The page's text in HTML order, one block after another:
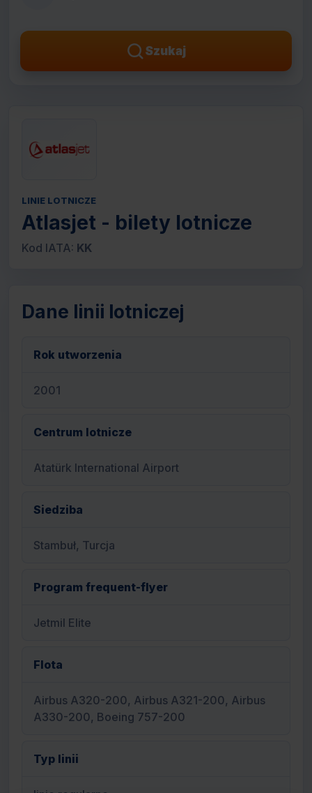
Szukaj
LINIE LOTNICZE
Atlasjet - bilety lotnicze
Kod IATA: KK
Dane linii lotniczej
Rok utworzenia
2001
Centrum lotnicze
Atatürk International Airport
Siedziba
Stambuł, Turcja
Program frequent-flyer
Jetmil Elite
Flota
Airbus A320-200, Airbus A321-200, Airbus
A330-200, Boeing 757-200
Typ linii